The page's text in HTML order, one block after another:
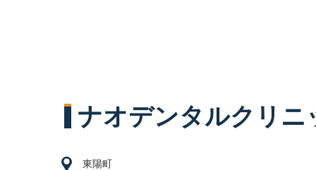
ナオデンタルクリニ
東陽町